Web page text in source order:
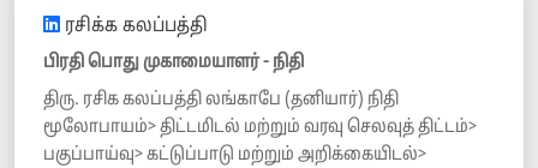
ரசிக்க கலப்பத்தி
பிரதி பொது முகாமையாளர் - நிதி
திரு. ரசிக கலப்பத்தி லங்காபே (தனியார்) நிதி
மூலோபாயம்> திட்டமிடல் மற்றும் வரவு செலவுத் திட்டம்>
பகுப்பாய்வு> கட்டுப்பாடு மற்றும் அறிக்கையிடல்>